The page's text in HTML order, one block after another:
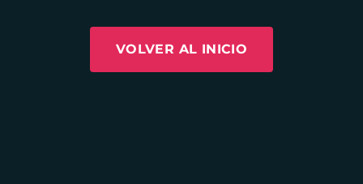
VOLVER AL INICIO